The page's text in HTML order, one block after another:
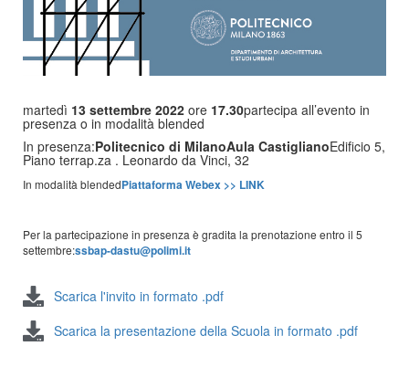
martedì 13 settembre 2022 ore 17.30partecipa all’evento in
presenza o in modalità blended
In presenza:Politecnico di MilanoAula CastiglianoEdificio 5,
Piano terrap.za . Leonardo da Vinci, 32
In modalità blendedPiattaforma Webex >> LINK
Per la partecipazione in presenza è gradita la prenotazione entro il 5
settembre:ssbap-dastu@polimi.it
Scarica l'invito in formato .pdf
Scarica la presentazione della Scuola in formato .pdf